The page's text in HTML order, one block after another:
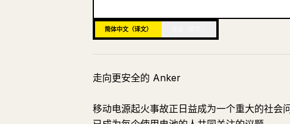
简体中文（译文）
走向更安全的 Anker
移动电源起火事故正日益成为一个重大的社会